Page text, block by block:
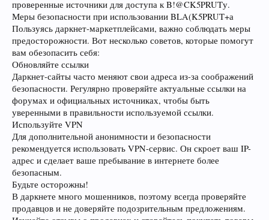
проверенные источники для доступа к B!@CK5PRUTу.
Меры безопасности при использовании BLA(K5PRUT+а
Пользуясь даркнет-маркетплейсами, важно соблюдать меры
предосторожности. Вот несколько советов, которые помогут
вам обезопасить себя:
Обновляйте ссылки
Даркнет-сайты часто меняют свои адреса из-за соображений
безопасности. Регулярно проверяйте актуальные ссылки на
форумах и официальных источниках, чтобы быть
уверенными в правильности используемой ссылки.
Используйте VPN
Для дополнительной анонимности и безопасности
рекомендуется использовать VPN-сервис. Он скроет ваш IP-
адрес и сделает ваше пребывание в интернете более
безопасным.
Будьте осторожны!
В даркнете много мошенников, поэтому всегда проверяйте
продавцов и не доверяйте подозрительным предложениям.